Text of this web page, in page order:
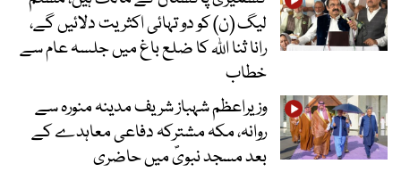
لیگ (ن) کو دو تہائی اکثریت دلائیں گے،
رانا ثنا اللہ کا ضلع باغ میں جلسہ عام سے
خطاب
وزیراعظم شہباز شریف مدینہ منورہ سے
روانہ، مکہ مشترکہ دفاعی معاہدے کے
بعد مسجد نبویؐ میں حاضری